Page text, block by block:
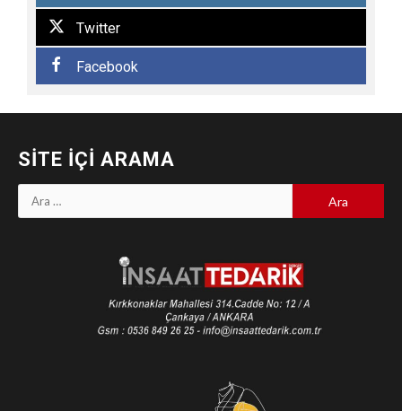
Twitter
Facebook
SITE İÇI ARAMA
Arama: